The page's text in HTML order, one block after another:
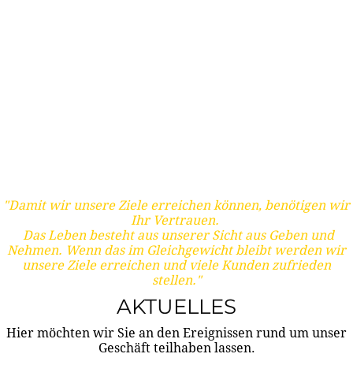
"Damit wir unsere Ziele erreichen können, benötigen wir
Ihr Vertrauen.
Das Leben besteht aus unserer Sicht aus Geben und
Nehmen. Wenn das im Gleichgewicht bleibt werden wir
unsere Ziele erreichen und viele Kunden zufrieden
stellen."
AKTUELLES
Hier möchten wir Sie an den Ereignissen rund um unser
Geschäft teilhaben lassen.